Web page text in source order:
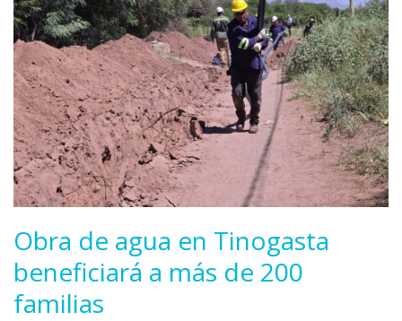
Obra de agua en Tinogasta
beneficiará a más de 200
familias